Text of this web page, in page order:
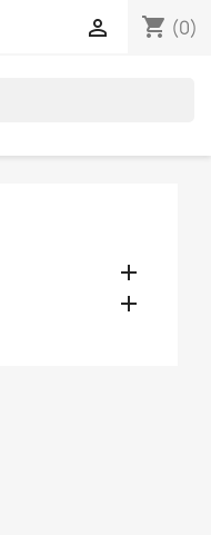
shopping_cart (0)


